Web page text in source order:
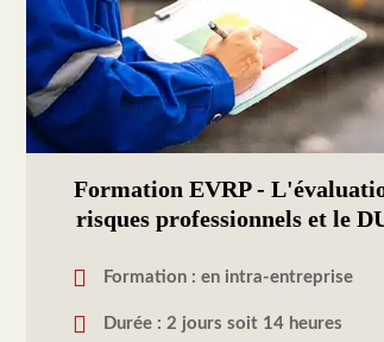
Formation EVRP -
risques professionnels et le
Formation : en intra-entreprise
Durée : 2 jours soit 14 heures